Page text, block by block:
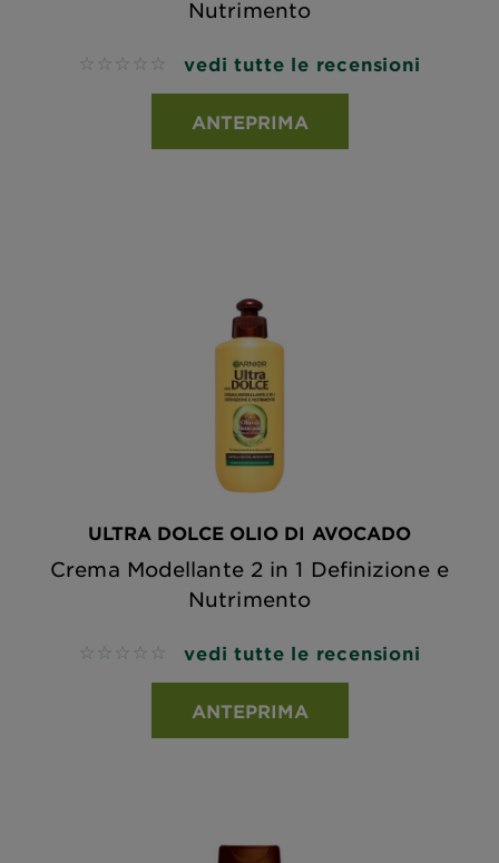
Nutrimento
No reviews vedi tutte le recensioni
ANTEPRIMA
ULTRA DOLCE OLIO DI AVOCADO
Crema Modellante 2 in 1 Definizione e
Nutrimento
No reviews vedi tutte le recensioni
ANTEPRIMA